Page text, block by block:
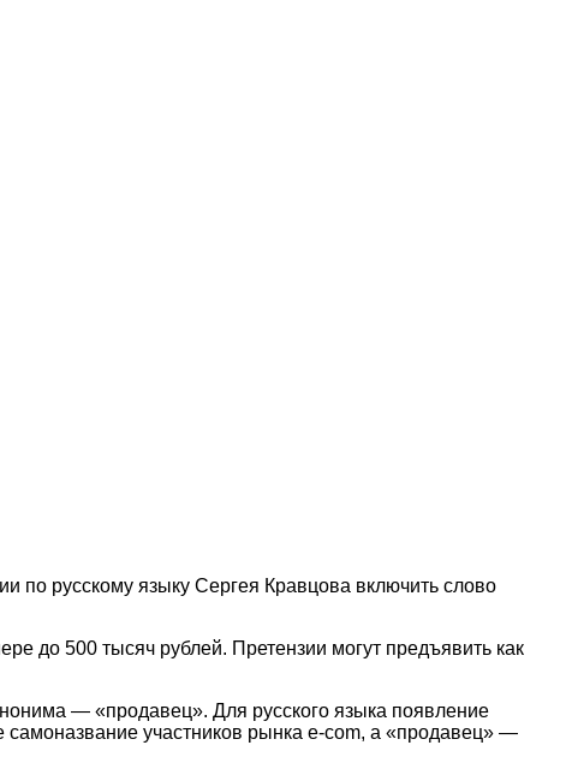
по русскому языку Сергея Кравцова включить слово
до 500 тысяч рублей. Претензии могут предъявить как
— «продавец». Для русского языка появление
участников рынка e-com, а «продавец» —